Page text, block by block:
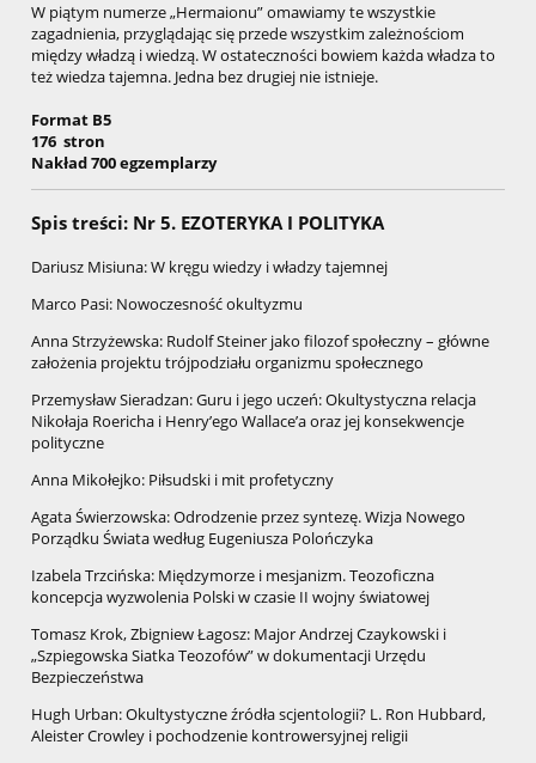
W piątym numerze „Hermaionu” omawiamy te wszystkie
zagadnienia, przyglądając się przede wszystkim zależnościom
między władzą i wiedzą. W ostateczności bowiem każda władza to
też wiedza tajemna. Jedna bez drugiej nie istnieje.
Format B5
176 stron
Nakład 700 egzemplarzy
Spis treści: Nr 5. EZOTERYKA I POLITYKA
Dariusz Misiuna: W kręgu wiedzy i władzy tajemnej
Marco Pasi: Nowoczesność okultyzmu
Anna Strzyżewska: Rudolf Steiner jako filozof społeczny – główne
założenia projektu trójpodziału organizmu społecznego
Przemysław Sieradzan: Guru i jego uczeń: Okultystyczna relacja
Nikołaja Roericha i Henry’ego Wallace’a oraz jej konsekwencje
polityczne
Anna Mikołejko: Piłsudski i mit profetyczny
Agata Świerzowska: Odrodzenie przez syntezę. Wizja Nowego
Porządku Świata według Eugeniusza Polończyka
Izabela Trzcińska: Międzymorze i mesjanizm. Teozoficzna
koncepcja wyzwolenia Polski w czasie II wojny światowej
Tomasz Krok, Zbigniew Łagosz: Major Andrzej Czaykowski i
„Szpiegowska Siatka Teozofów” w dokumentacji Urzędu
Bezpieczeństwa
Hugh Urban: Okultystyczne źródła scjentologii? L. Ron Hubbard,
Aleister Crowley i pochodzenie kontrowersyjnej religii